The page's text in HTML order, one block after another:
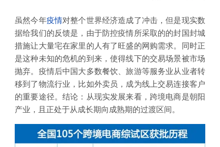
虽然今年疫情对整个世界经济造成了冲击，但是现实数
据给我们的反馈是，由于防控疫情所采取的的封国封城
措施让大量宅在家里的人有了旺盛的网购需求。同时正
是这种未知的危机的到来，使得线下的交易场景被市场
抛弃。疫情后中国大多数餐饮、旅游等服务业从业者转
移到了物流行业，比如外卖员，成为线上交易连接客户
的重要途径。结论：从现实发展来看，跨境电商是朝阳
产业，且正处于从成长期向成熟期的过渡区间。